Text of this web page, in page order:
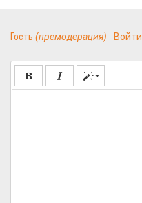
Гость (премодерация) Войти